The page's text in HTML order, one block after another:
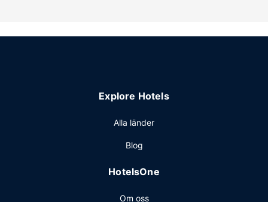
Explore Hotels
Alla länder
Blog
HotelsOne
Om oss